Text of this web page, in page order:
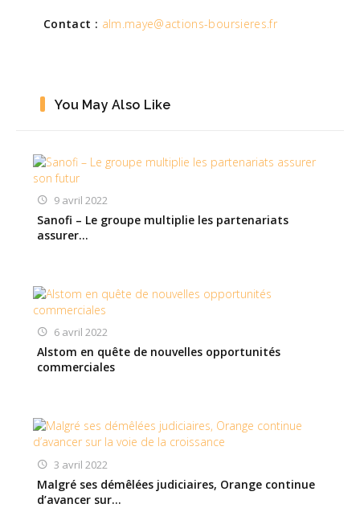
Contact : alm.maye@actions-boursieres.fr
You May Also Like
9 avril 2022
Sanofi – Le groupe multiplie les partenariats
assurer…
6 avril 2022
Alstom en quête de nouvelles opportunités
commerciales
3 avril 2022
Malgré ses démêlées judiciaires, Orange continue
d’avancer sur…